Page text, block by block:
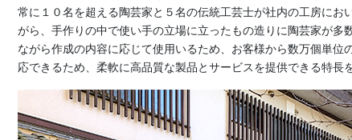
常に１０名を超える陶芸家と５名の伝統工芸士が社内の工房にお
がら、手作りの中で使い手の立場に立ったもの造りに陶芸家が多
ながら作成の内容に応じて使用いるため、お客様から数万個単位
応できるため、柔軟に高品質な製品とサービスを提供できる特長